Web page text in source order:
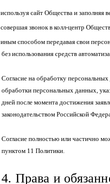
используя сайт Общества и
совершая звонок в колл-центр
иным способом передавая свои
без использования средств
Согласие на обработку
обработки персональных данных,
дней после момента достижения
законодательством Российской
Согласие полностью или частично
пунктом 11 Политики.
4. Права и